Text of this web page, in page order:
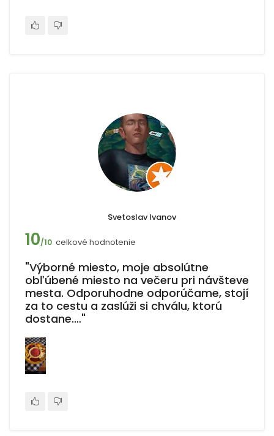
Svetoslav Ivanov
10/10 celkové hodnotenie
"Výborné miesto, moje absolútne
obľúbené miesto na večeru pri návšteve
mesta. Odporuhodne odporúčame, stojí
za to cestu a zaslúži si chválu, ktorú
dostane.…"